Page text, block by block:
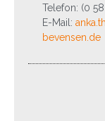
Telefon: (0 58
E-Mail:
bevensen.de